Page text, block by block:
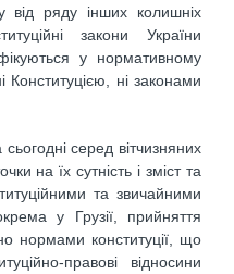
від ряду інших колишніх
закони України
у нормативному
Конституцією, ні законами
серед вітчизняних
на їх сутність і зміст та
та звичайними
у Грузії, прийняття
нормами конституції, що
правові відносини